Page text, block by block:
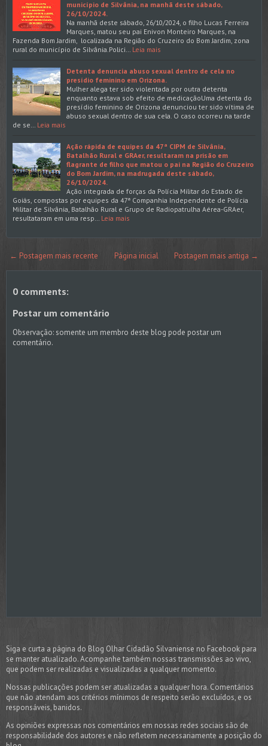
município de Silvânia, na manhã deste sábado,
26/10/2024.
Na manhã deste sábado, 26/10/2024, o filho Lucas Ferreira
Marques, matou seu pai Enivon Monteiro Marques, na
Fazenda Bom Jardim, localizada na Região do Cruzeiro do Bom Jardim, zona
rural do município de Silvânia.Polici… Leia mais
Detenta denuncia abuso sexual dentro de cela no
presídio feminino em Orizona.
Mulher alega ter sido violentada por outra detenta
enquanto estava sob efeito de medicaçãoUma detenta do
presídio feminino de Orizona denunciou ter sido vítima de
abuso sexual dentro de sua cela. O caso ocorreu na tarde
de se… Leia mais
Ação rápida de equipes da 47ª CIPM de Silvânia,
Batalhão Rural e GRAer, resultaram na prisão em
flagrante de filho que matou o pai na Região do Cruzeiro
do Bom Jardim, na madrugada deste sábado,
26/10/2024.
Ação integrada de forças da Polícia Militar do Estado de
Goiás, compostas por equipes da 47ª Companhia Independente de Polícia
Militar de Silvânia, Batalhão Rural e Grupo de Radiopatrulha Aérea-GRAer,
resultataram em uma resp… Leia mais
← Postagem mais recente Postagem mais antiga →
Página inicial
0 comments:
Postar um comentário
Observação: somente um membro deste blog pode postar um
comentário.
Siga e curta a página do Blog Olhar Cidadão Silvaniense no Facebook para
se manter atualizado. Acompanhe também nossas transmissões ao vivo,
que podem ser realizadas e visualizadas a qualquer momento.
Nossas publicações podem ser atualizadas a qualquer hora. Comentários
que não atendam aos critérios mínimos de respeito serão excluídos, e os
responsáveis, banidos.
As opiniões expressas nos comentários em nossas redes sociais são de
responsabilidade dos autores e não refletem necessariamente a posição do